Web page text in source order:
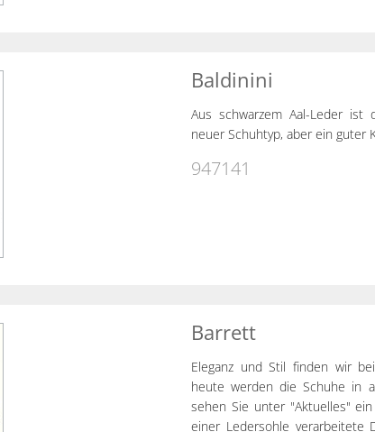
Baldinini
Aus schwarzem Aal-Leder
neuer Schuhtyp, aber ein guter
947141
Barrett
Eleganz und Stil finden wir
heute werden die Schuhe in
sehen Sie unter "Aktuelles"
einer Ledersohle verarbeitete